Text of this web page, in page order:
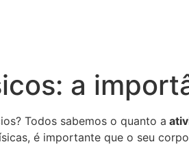
a
Todos sabemos o quanto a
é importante que o seu